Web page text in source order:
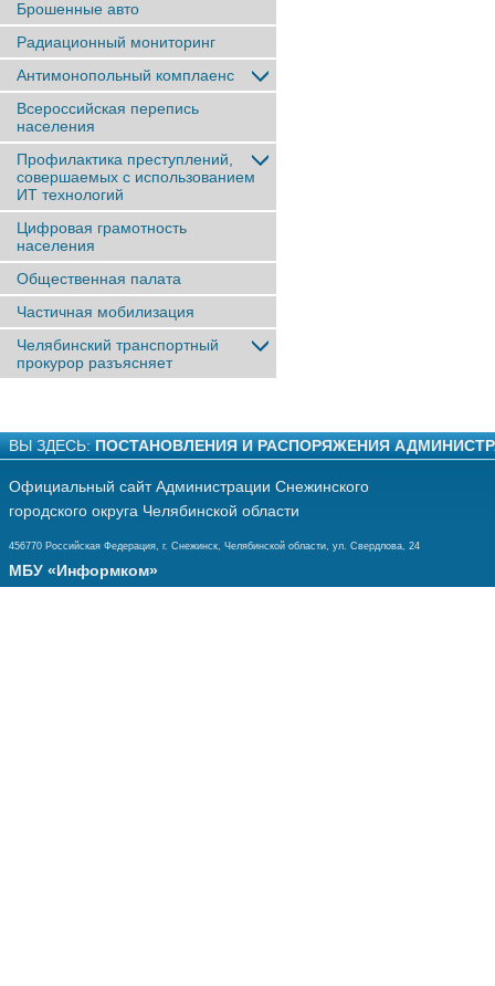
Брошенные авто
Радиационный мониторинг
Антимонопольный комплаенс
Всероссийская перепись
населения
Профилактика преступлений,
совершаемых с использованием
ИТ технологий
Цифровая грамотность
населения
Общественная палата
Частичная мобилизация
Челябинский транспортный
прокурор разъясняет
ВЫ ЗДЕСЬ: ПОСТАНОВЛЕНИЯ И РАСПОРЯЖЕНИЯ
Официальный сайт Администрации Снежинского
городского округа Челябинской области
456770 Российская Федерация, г. Снежинск, Челябинской области, ул. Свердлова, 24
МБУ «Информком»